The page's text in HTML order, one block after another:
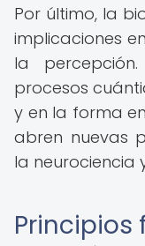
Por último, la
implicaciones
la
procesos
y en la forma
abren nuevas
la neurociencia